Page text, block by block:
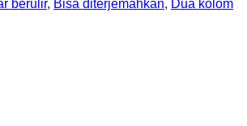
berulir, Bisa diterjemahkan, Dua kolom